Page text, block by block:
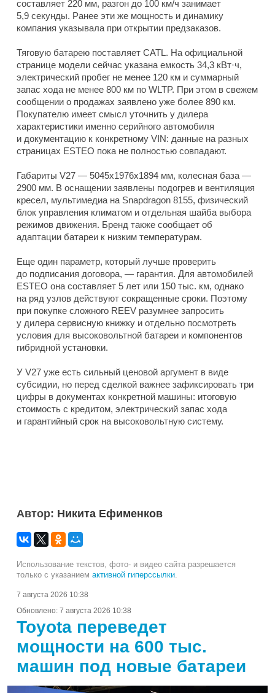
составляет 220 мм, разгон до 100 км/ч занимает
5,9 секунды. Ранее эти же мощность и динамику
компания указывала при открытии предзаказов.
Тяговую батарею поставляет CATL. На официальной
странице модели сейчас указана емкость 34,3 кВт·ч,
электрический пробег не менее 120 км и суммарный
запас хода не менее 800 км по WLTP. При этом в свежем
сообщении о продажах заявлено уже более 890 км.
Покупателю имеет смысл уточнить у дилера
характеристики именно серийного автомобиля
и документацию к конкретному VIN: данные на разных
страницах ESTEO пока не полностью совпадают.
Габариты V27 — 5045x1976x1894 мм, колесная база —
2900 мм. В оснащении заявлены подогрев и вентиляция
кресел, мультимедиа на Snapdragon 8155, физический
блок управления климатом и отдельная шайба выбора
режимов движения. Бренд также сообщает об
адаптации батареи к низким температурам.
Еще один параметр, который лучше проверить
до подписания договора, — гарантия. Для автомобилей
ESTEO она составляет 5 лет или 150 тыс. км, однако
на ряд узлов действуют сокращенные сроки. Поэтому
при покупке сложного REEV разумнее запросить
у дилера сервисную книжку и отдельно посмотреть
условия для высоковольтной батареи и компонентов
гибридной установки.
У V27 уже есть сильный ценовой аргумент в виде
субсидии, но перед сделкой важнее зафиксировать три
цифры в документах конкретной машины: итоговую
стоимость с кредитом, электрический запас хода
и гарантийный срок на высоковольтную систему.
Автор: Никита Ефименков
Использование текстов, фото- и видео сайта разрешается
только с указанием активной гиперссылки.
7 августа 2026 10:38
Обновлено: 7 августа 2026 10:38
Toyota переведет
мощности на 600 тыс.
машин под новые батареи